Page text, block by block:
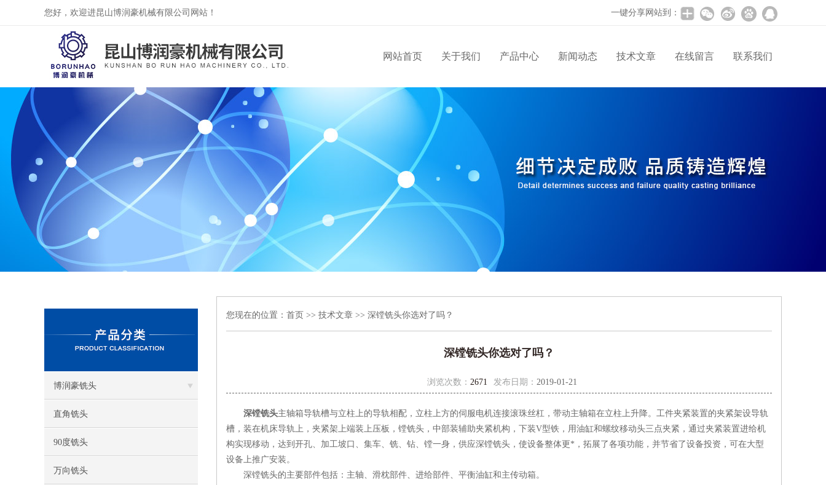
您好，欢迎进昆山博润豪机械有限公司网站！ 一键分享网站到：
网站首页 关于我们 产品中心 新闻动态 技术文章 在线留言 联系我们
博润豪铣头
直角铣头
90度铣头
万向铣头
您现在的位置： 首页 >> 技术文章 >> 深镗铣头你选对了吗？
深镗铣头你选对了吗？
浏览次数： 2671 发布日期： 2019-01-21
深镗铣头主轴箱导轨槽与立柱上的导轨相配，立柱上方的伺服电机连接滚珠丝杠，带动主轴箱在立柱上升降。工件夹紧装置的夹紧架设导轨
槽，装在机床导轨上，夹紧架上端装上压板，镗铣头，中部装辅助夹紧机构，下装V型铁，用油缸和螺纹移动头三点夹紧，通过夹紧装置进给机
构实现移动，达到开孔、加工坡口、集车、铣、钻、镗一身，供应深镗铣头，使设备整体更*，拓展了各项功能，并节省了设备投资，可在大型
设备上推广安装。
深镗铣头的主要部件包括：主轴、滑枕部件、进给部件、平衡油缸和主传动箱。